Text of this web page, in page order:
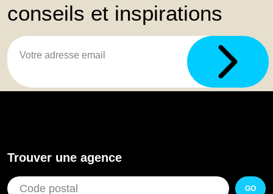
conseils et inspirations
Trouver une agence
GO